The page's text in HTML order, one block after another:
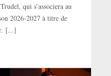
qui s’associera au
2026-2027 à titre de
[...]